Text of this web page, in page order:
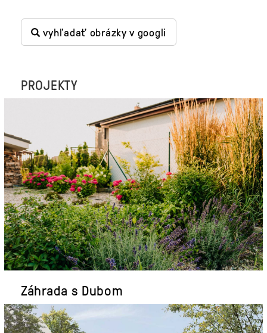
vyhľadať obrázky v googli
PROJEKTY
Záhrada s Dubom